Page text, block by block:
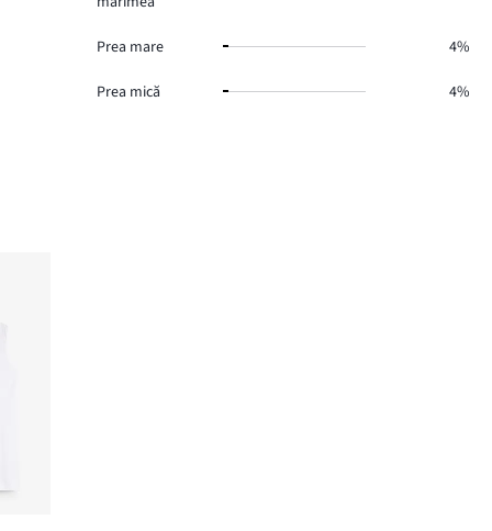
Prea mare 4%
Prea mică 4%